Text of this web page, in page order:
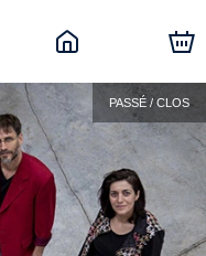
PASSÉ / CLOS